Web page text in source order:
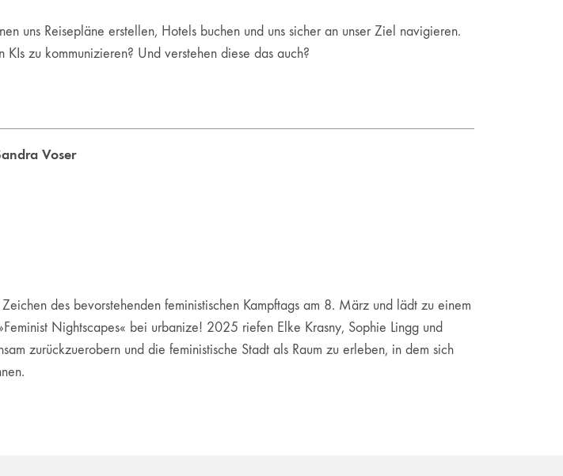
uns Reisepläne erstellen, Hotels buchen und uns sicher an unser Ziel navigieren.
zu kommunizieren? Und verstehen diese das auch?
Voser
des bevorstehenden feministischen Kampftags am 8. März und lädt zu einem
Nightscapes« bei urbanize! 2025 riefen Elke Krasny, Sophie Lingg und
zurückzuerobern und die feministische Stadt als Raum zu erleben, in dem sich